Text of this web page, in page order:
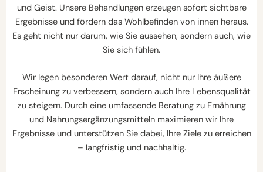
und Geist. Unsere Behandlungen erzeugen sofort sichtbare
Ergebnisse und fördern das Wohlbefinden von innen heraus.
Es geht nicht nur darum, wie Sie aussehen, sondern auch, wie
Sie sich fühlen.
Wir legen besonderen Wert darauf, nicht nur Ihre äußere
Erscheinung zu verbessern, sondern auch Ihre Lebensqualität
zu steigern. Durch eine umfassende Beratung zu Ernährung
und Nahrungsergänzungsmitteln maximieren wir Ihre
Ergebnisse und unterstützen Sie dabei, Ihre Ziele zu erreichen
– langfristig und nachhaltig.